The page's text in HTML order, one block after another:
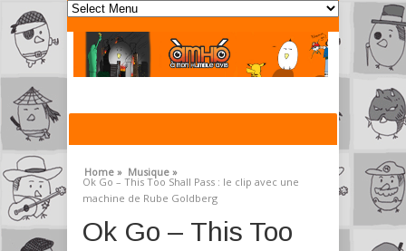
Home » Musique »
Ok Go – This Too Shall Pass : le clip avec une
machine de Rube Goldberg
Ok Go – This Too